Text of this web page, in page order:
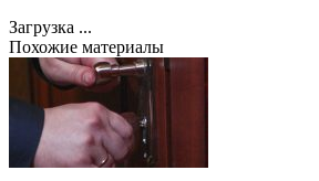
Загрузка ...
Похожие материалы